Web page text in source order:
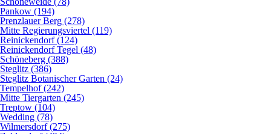
Pankow (194)
Prenzlauer Berg (278)
Mitte Regierungsviertel (119)
Reinickendorf (124)
Reinickendorf Tegel (48)
Schöneberg (388)
Steglitz (386)
Steglitz Botanischer Garten (24)
Tempelhof (242)
Mitte Tiergarten (245)
Treptow (104)
Wedding (78)
Wilmersdorf (275)